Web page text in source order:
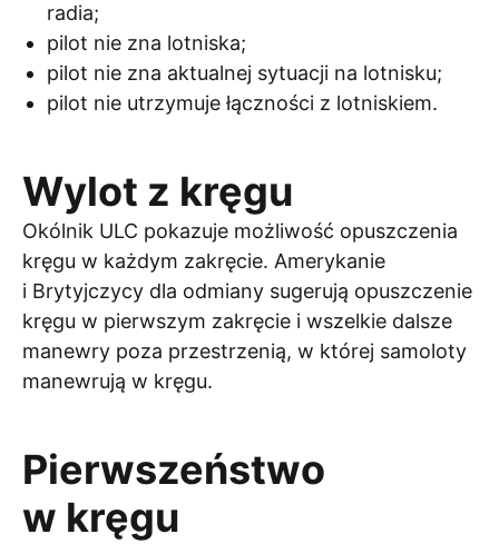
radia;
pilot nie zna lotniska;
pilot nie zna aktualnej sytuacji na lotnisku;
pilot nie utrzymuje łączności z lotniskiem.
Wylot z kręgu
Okólnik ULC pokazuje możliwość opuszczenia
kręgu w każdym zakręcie. Amerykanie
i Brytyjczycy dla odmiany sugerują opuszczenie
kręgu w pierwszym zakręcie i wszelkie dalsze
manewry poza przestrzenią, w której samoloty
manewrują w kręgu.
Pierwszeństwo
w kręgu